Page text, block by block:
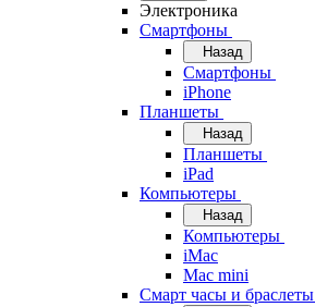
Электроника
Смартфоны
Назад
Смартфоны
iPhone
Планшеты
Назад
Планшеты
iPad
Компьютеры
Назад
Компьютеры
iMac
Mac mini
Смарт часы и браслеты